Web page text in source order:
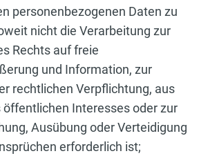
personenbezogenen Daten zu
nicht die Verarbeitung zur
Rechts auf freie
und Information, zur
rechtlichen Verpflichtung, aus
öffentlichen Interesses oder zur
Ausübung oder Verteidigung
erforderlich ist;